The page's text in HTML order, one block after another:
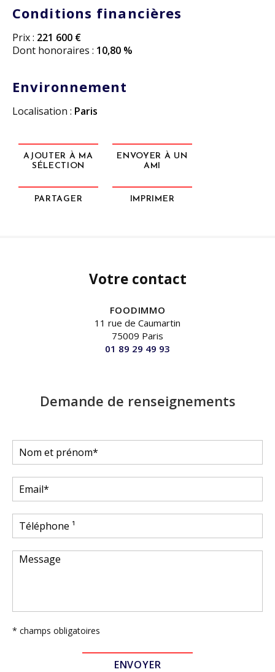
Conditions financières
Prix : 221 600 €
Dont honoraires : 10,80 %
Environnement
Localisation : Paris
AJOUTER À MA
SÉLECTION
ENVOYER À UN
AMI
PARTAGER IMPRIMER
Votre contact
FOODIMMO
11 rue de Caumartin
75009 Paris
01 89 29 49 93
Demande de renseignements
* champs obligatoires